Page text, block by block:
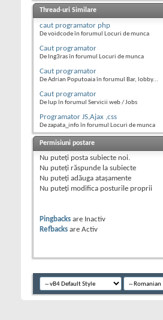
Thread-uri Similare
caut programator php
De voidcode în forumul Locuri de munca
Caut programator
De Ing3ras în forumul Locuri de munca
Caut programator
De Adrian Poputoaia în forumul Bar, lobby...
Caut programator
De lup în forumul Servicii web / Jobs
Programator JS,Ajax ,css
De zapata_info în forumul Locuri de munca
Permisiuni postare
Nu puteţi posta subiecte noi.
Nu puteţi răspunde la subiecte
Nu puteţi adăuga ataşamente
Nu puteţi modifica posturile proprii
Pingbacks are Inactiv
Refbacks are Activ